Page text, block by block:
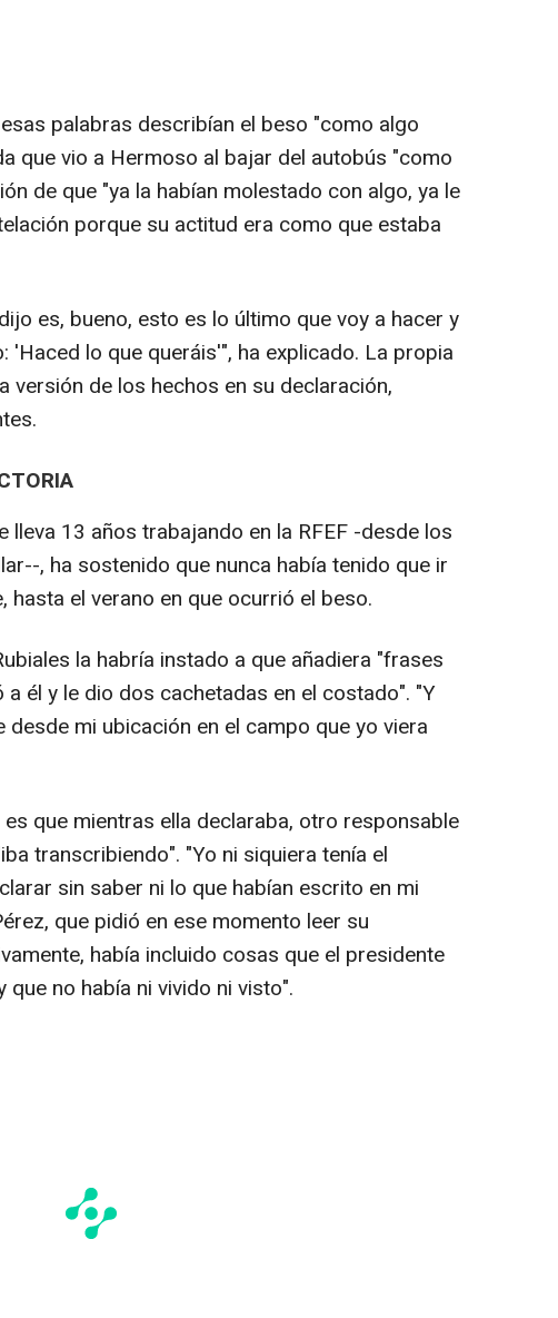
palabras describían el beso "como algo
que vio a Hermoso al bajar del autobús "como
de que "ya la habían molestado con algo, ya le
porque su actitud era como que estaba
es, bueno, esto es lo último que voy a hacer y
'Haced lo que queráis'", ha explicado. La propia
versión de los hechos en su declaración,
lleva 13 años trabajando en la RFEF -desde los
, ha sostenido que nunca había tenido que ir
hasta el verano en que ocurrió el beso.
la habría instado a que añadiera "frases
él y le dio dos cachetadas en el costado". "Y
mi ubicación en el campo que yo viera
que mientras ella declaraba, otro responsable
transcribiendo". "Yo ni siquiera tenía el
sin saber ni lo que habían escrito en mi
que pidió en ese momento leer su
había incluido cosas que el presidente
no había ni vivido ni visto".